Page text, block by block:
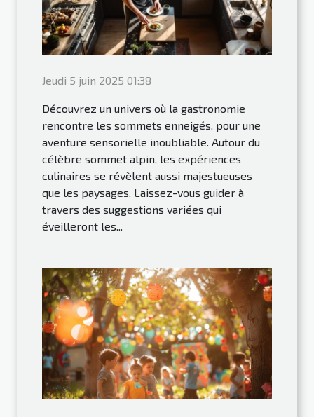
Jeudi 5 juin 2025 01:38
Découvrez un univers où la gastronomie
rencontre les sommets enneigés, pour une
aventure sensorielle inoubliable. Autour du
célèbre sommet alpin, les expériences
culinaires se révèlent aussi majestueuses
que les paysages. Laissez-vous guider à
travers des suggestions variées qui
éveilleront les...